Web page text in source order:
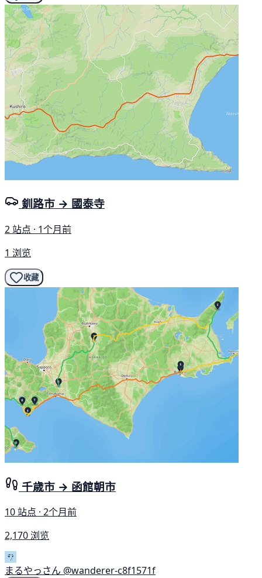
釧路市 → 國泰寺
2 站点 · 1个月前
1 浏览
收藏
千歳市 → 函館朝市
10 站点 · 2个月前
2,170 浏览
まるやっさん @wanderer-c8f1571f